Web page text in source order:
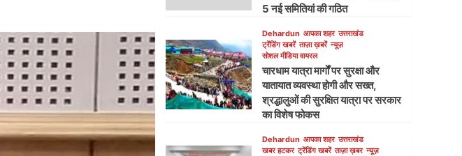
5 नई समितियां की गठित
Dehardun आपका शहर उत्तराखंड
ट्रेंडिंग खबरें ताज़ा ख़बरें न्यूज़
सोशल मीडिया वायरल
चारधाम यात्रा मार्गों पर सुरक्षा और
यातायात व्यवस्था होगी और सख्त,
श्रद्धालुओं की सुरक्षित यात्रा पर सरकार
का विशेष फोकस
Dehardun आपका शहर उत्तराखंड
खबर हटकर ट्रेंडिंग खबरें ताज़ा ख़बर न्यूज़